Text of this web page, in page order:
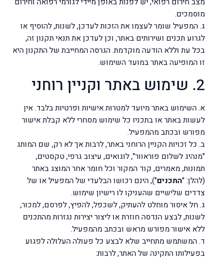
מוסמכים.
ג. המפעיל שומר לעצמו את הזכות לעדכן, לשנות, להוסיף או
לגרוע תכנים ושירותים באתר, וכן לעדכן את תנאי תקנון זה,
בכל עת וללא הודעה מוקדמת. הגרסה המחייבת של התקנון היא
זו המופיעה באתר במועד השימוש.
2. שימוש באתר וקניין רוחני
א. השימוש באתר מיועד למטרות אישיות ופרטיות בלבד. אין
לעשות באתר או בתכניו כל שימוש מסחרי ללא קבלת אישור
מפורש ובכתב מהמפעיל.
ב. כל זכויות הקניין הרוחני באתר, לרבות אך לא רק, שם המותג
"מנהיג לשלום פוראוור", לוגואים, עיצוב גרפי, טקסטים,
תמונות, מאמרים, קוד המקור וכל חומר אחר המוצג באתר
(להלן: "התכנים"), הינם רכושו הבלעדי של המפעיל או של
צדדים שלישיים שהעניקו לו רישיון שימוש.
ג. חל איסור מוחלט להעתיק, לשכפל, להפיץ, לפרסם, למכור,
לשנות, לבצע הנדסה חוזרת או ליצור יצירות נגזרות מהתכנים
ללא אישור מפורש מראש ובכתב מהמפעיל.
ד. המשתמש מתחייב שלא לבצע כל פעולה העלולה לפגוע
בפעילותו התקינה של האתר, לרבות: